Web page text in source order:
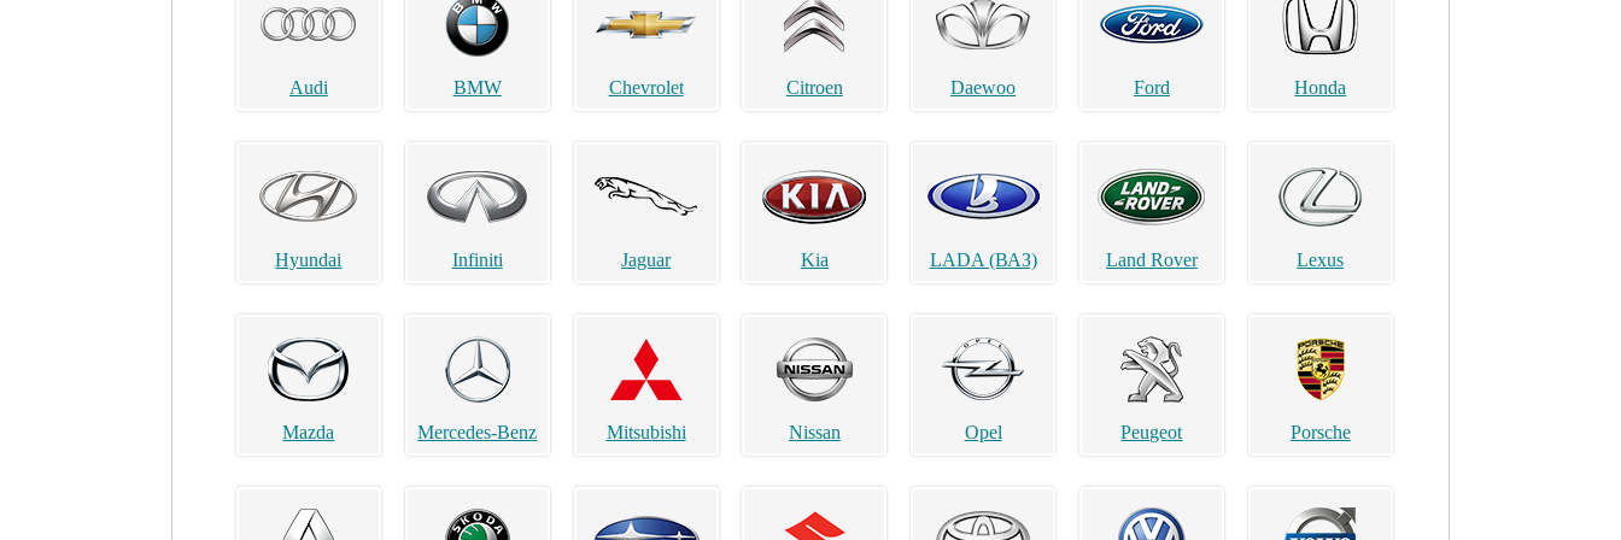
Audi BMW Chevrolet Citroen Daewoo Ford Honda
Hyundai Infiniti Jaguar Kia LADA (ВАЗ) Land Rover Lexus
Mazda Mercedes-Benz Mitsubishi Nissan Opel Peugeot Porsche